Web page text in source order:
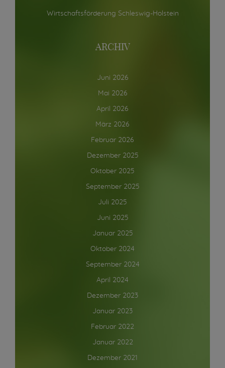
Wirtschaftsförderung Schleswig-Holstein
ARCHIV
Juni 2026
Mai 2026
April 2026
März 2026
Februar 2026
Dezember 2025
Oktober 2025
September 2025
Juli 2025
Juni 2025
Januar 2025
Oktober 2024
September 2024
April 2024
Dezember 2023
Januar 2023
Februar 2022
Januar 2022
Dezember 2021